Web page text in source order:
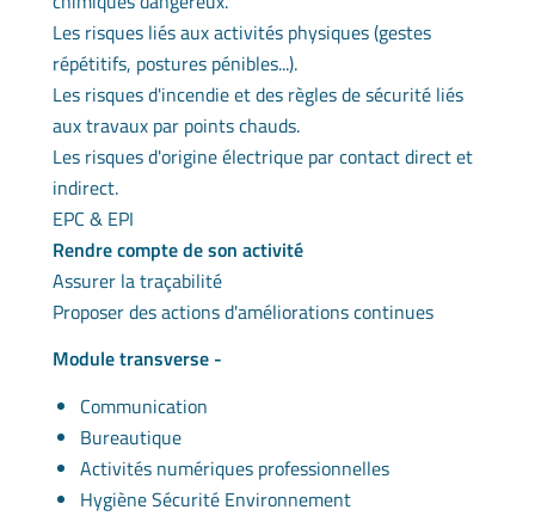
Les risques liés aux activités physiques (gestes
répétitifs, postures pénibles...).
Les risques d'incendie et des règles de sécurité liés
aux travaux par points chauds.
Les risques d'origine électrique par contact direct et
indirect.
EPC & EPI
Rendre compte de son activité
Assurer la traçabilité
Proposer des actions d'améliorations continues
Module transverse -
Communication
Bureautique
Activités numériques professionnelles
Hygiène Sécurité Environnement